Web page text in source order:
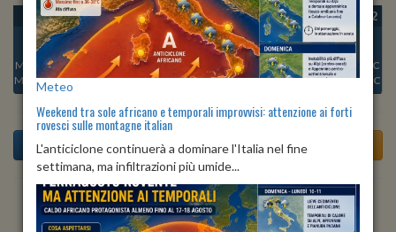
OGGI
Min:
21°C
Max:29°C
VEN 07
Min:
21°C
Max:28°C
SAB 08
Min:21°C
Max:30°C
DOM 09
Min:22°C
Max:31°C
LUN 10
Min:
21°C
Max:30°C
MAR 11
Min:21°C
Max:30°C
MER 12
Min:
21°C
Max:30°C
Previsioni del Tempo a Aprigliano tra 6 giorni
Meteo
Weekend tra sole africano e temporali improvvisi: attenzione ai forti
rovesci sulle montagne italian
L'anticiclone continuerà a dominare l'Italia nel fine
settimana, ma infiltrazioni più umide...